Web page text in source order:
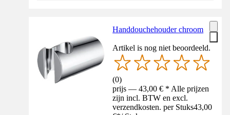
Handdouchehouder chroom
Artikel is nog niet beoordeeld.
(0)
prijs — 43,00 € * Alle prijzen
zijn incl. BTW en excl.
verzendkosten. per Stuks43,00